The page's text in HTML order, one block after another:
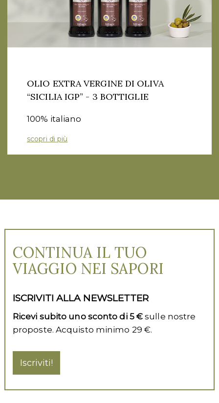
OLIO EXTRA VERGINE DI OLIVA
“SICILIA IGP” - 3 BOTTIGLIE
100% italiano
scopri di più
CONTINUA IL TUO
VIAGGIO NEI SAPORI
ISCRIVITI ALLA NEWSLETTER
Ricevi subito uno sconto di 5 € sulle nostre
proposte. Acquisto minimo 29 €.
Iscriviti!